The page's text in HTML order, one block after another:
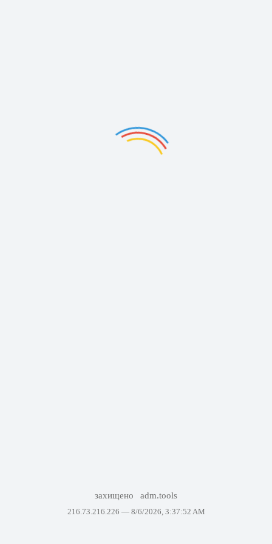
захищено adm.tools
216.73.216.226 — 8/6/2026, 3:37:52 AM